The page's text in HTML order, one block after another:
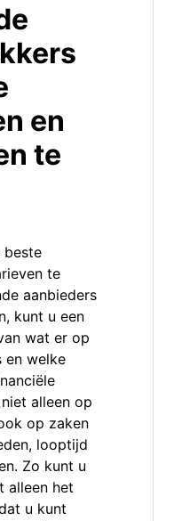
en
te
beste
te
aanbieders
kunt u een
wat er op
en welke
alleen op
op zaken
looptijd
Zo kunt u
alleen het
u kunt